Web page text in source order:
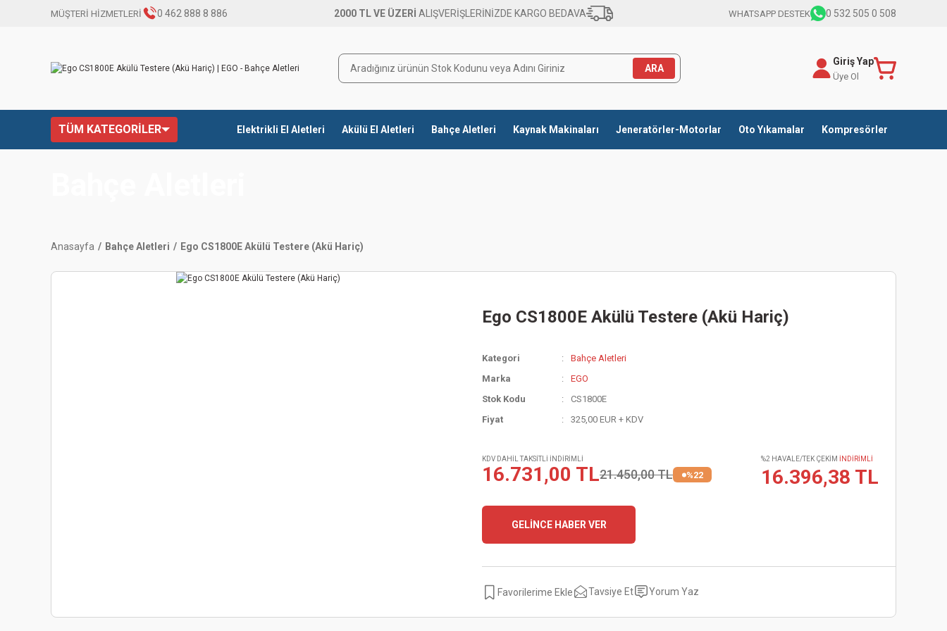
MÜŞTERİ HİZMETLERİ 0 462 888 8 886 2000 TL VE ÜZERİ ALIŞVERİŞLERİNİZDE KARGO BEDAVA WHATSAPP DESTEK 0 532 505 0 508
ARA
Giriş Yap
Üye Ol
TÜM KATEGORİLER Elektrikli El Aletleri Akülü El Aletleri Bahçe Aletleri Kaynak Makinaları Jeneratörler-Motorlar Oto Yıkamalar Kompresörler
Anasayfa Bahçe Aletleri Ego CS1800E Akülü Testere (Akü Hariç)
Ego CS1800E Akülü Testere (Akü Hariç)
Kategori
Bahçe Aletleri
Marka
EGO
Stok Kodu
CS1800E
Fiyat
325,00 EUR + KDV
KDV DAHİL TAKSİTLİ İNDİRİMLİ
16.731,00 TL21.450,00 TL %22
%2 HAVALE/TEK ÇEKİM İNDİRİMLİ
16.396,38 TL
GELİNCE HABER VER
Tavsiye Et Yorum Yaz